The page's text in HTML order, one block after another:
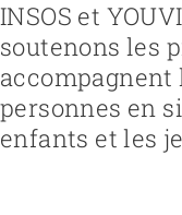
INSOS et
soutenons les
accompagnent
personnes en
enfants et les